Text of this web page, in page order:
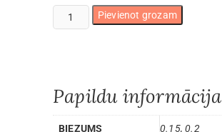
Ellipse
premium
daudzums
Pievienot grozam
Papildu informācija
BIEZUMS 0.15, 0.2